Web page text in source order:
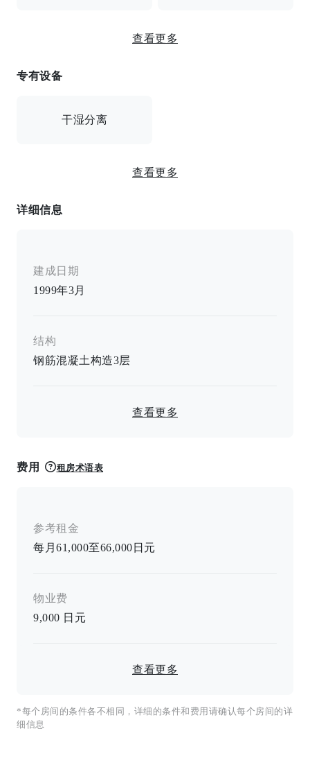
查看更多
专有设备
干湿分离
B/T独立房间/空调/室内洗衣机储藏室
查看更多
详细信息
建成日期
1999年3月
结构
钢筋混凝土构造3层
查看更多
费用 租房术语表
参考租金
每月61,000至66,000日元
物业费
9,000 日元
查看更多
*每个房间的条件各不相同，详细的条件和费用请确认每个房间的详
细信息